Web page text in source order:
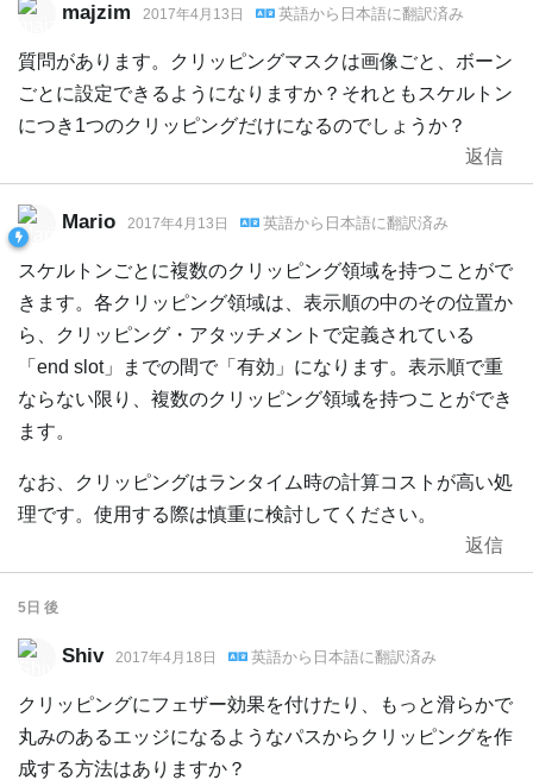
majzim 2017年4月13日 英語から 日本語に翻訳済み
質問があります。クリッピングマスクは画像ごと、ボーン
ごとに設定できるようになりますか？それともスケルトン
につき1つのクリッピングだけになるのでしょうか？
返信
Mario 2017年4月13日 英語から 日本語に翻訳済み
スケルトンごとに複数のクリッピング領域を持つことがで
きます。各クリッピング領域は、表示順の中のその位置か
ら、クリッピング・アタッチメントで定義されている
「end slot」までの間で「有効」になります。表示順で重
ならない限り、複数のクリッピング領域を持つことができ
ます。
なお、クリッピングはランタイム時の計算コストが高い処
理です。使用する際は慎重に検討してください。
返信
5日 後
Shiv 2017年4月18日 英語から 日本語に翻訳済み
クリッピングにフェザー効果を付けたり、もっと滑らかで
丸みのあるエッジになるようなパスからクリッピングを作
成する方法はありますか？